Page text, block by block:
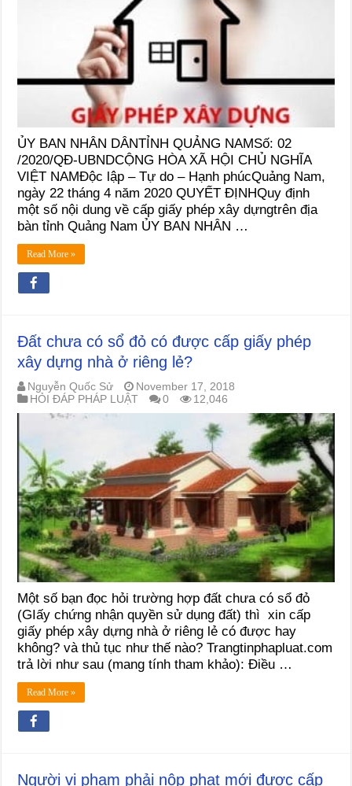
ỦY BAN NHÂN DÂNTỈNH QUẢNG NAMSố: 02
/2020/QĐ-UBNDCỘNG HÒA XÃ HỘI CHỦ NGHĨA
VIỆT NAMĐộc lập – Tự do – Hạnh phúcQuảng Nam,
ngày 22 tháng 4 năm 2020 QUYẾT ĐỊNHQuy định
một số nội dung về cấp giấy phép xây dựngtrên địa
bàn tỉnh Quảng Nam ỦY BAN NHÂN …
Read More »
Đất chưa có sổ đỏ có được cấp giấy phép
xây dựng nhà ở riêng lẻ?
Nguyễn Quốc Sử
November 17, 2018
HỎI ĐÁP PHÁP LUẬT
0 12,046
Một số bạn đọc hỏi trường hợp đất chưa có sổ đỏ
(GIấy chứng nhận quyền sử dụng đất) thì xin cấp
giấy phép xây dựng nhà ở riêng lẻ có được hay
không? và thủ tục như thế nào? Trangtinphapluat.com
trả lời như sau (mang tính tham khảo): Điều …
Read More »
Người vi phạm phải nộp phạt mới được cấp